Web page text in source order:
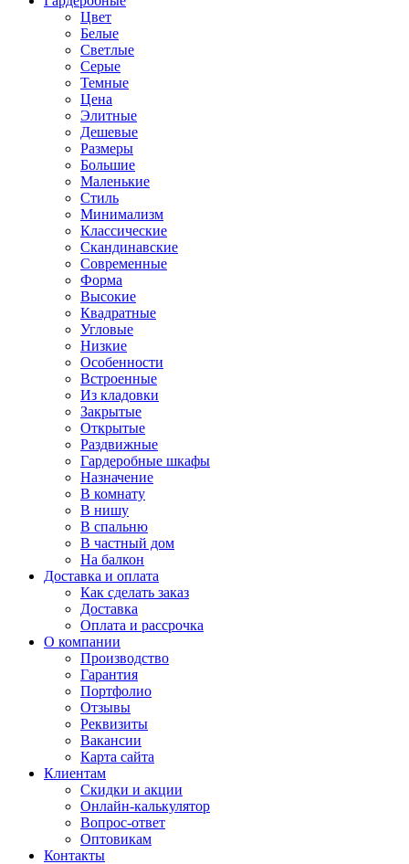
Цвет
Белые
Светлые
Серые
Темные
Цена
Элитные
Дешевые
Размеры
Большие
Маленькие
Стиль
Минимализм
Классические
Скандинавские
Современные
Форма
Высокие
Квадратные
Угловые
Низкие
Особенности
Встроенные
Из кладовки
Закрытые
Открытые
Раздвижные
Гардеробные шкафы
Назначение
В комнату
В нишу
В спальню
В частный дом
На балкон
Доставка и оплата
Как сделать заказ
Доставка
Оплата и рассрочка
О компании
Производство
Гарантия
Портфолио
Отзывы
Реквизиты
Вакансии
Карта сайта
Клиентам
Скидки и акции
Онлайн-калькулятор
Вопрос-ответ
Оптовикам
Контакты